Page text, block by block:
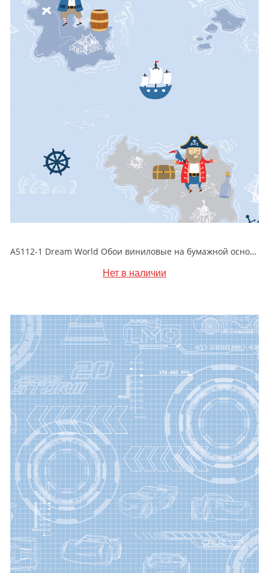
A5112-1 Dream World Обои виниловые на бумажной основе 1.06*15.6
Нет в наличии